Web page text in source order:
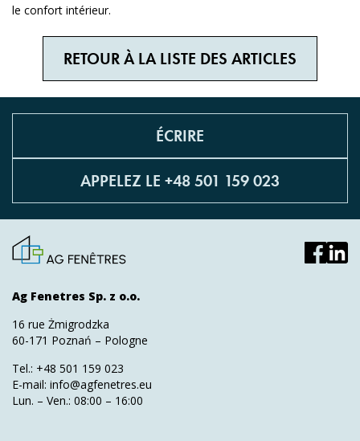
le confort intérieur.
RETOUR À LA LISTE DES ARTICLES
ÉCRIRE
APPELEZ LE +48 501 159 023
Ag Fenetres Sp. z o.o.
16 rue Żmigrodzka
60-171 Poznań – Pologne
Tel.: +48 501 159 023
E-mail: info@agfenetres.eu
Lun. – Ven.: 08:00 – 16:00